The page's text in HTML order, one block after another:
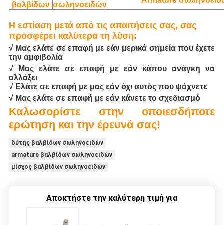
βαλβίδων σωληνοειδών
Η εστίαση μετά από τις απαιτήσεις σας, σας
προσφέρει καλύτερα τη λύση:
√ Μας ελάτε σε επαφή με εάν μερικά σημεία που έχετε
την αμφιβολία
√ Μας ελάτε σε επαφή με εάν κάπου ανάγκη να
αλλάξει
√ Ελάτε σε επαφή με μας εάν όχι αυτός που ψάχνετε
√ Μας ελάτε σε επαφή με εάν κάνετε το σχεδιασμό
Καλωσορίστε στην οποιεσδήποτε
ερώτηση και την έρευνά σας!
δύτης βαλβίδων σωληνοειδών
armature βαλβίδων σωληνοειδών
μίσχος βαλβίδων σωληνοειδών
Αποκτήστε την καλύτερη τιμή για